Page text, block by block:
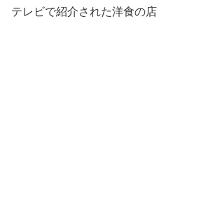
テレビで紹介された洋食の店